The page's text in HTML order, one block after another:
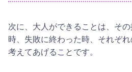
次に、大人ができることは、そ
時、失敗に終わった時、それぞ
考えてあげることです。